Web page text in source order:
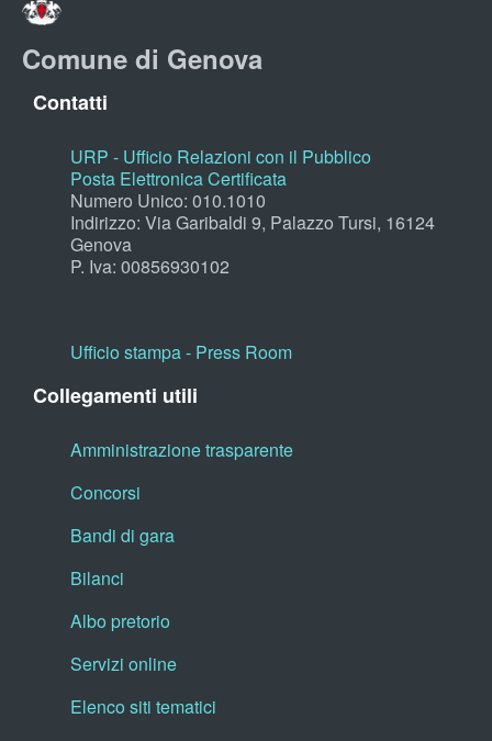
Comune di Genova
Contatti
URP - Ufficio Relazioni con il Pubblico
Posta Elettronica Certificata
Numero Unico: 010.1010
Indirizzo: Via Garibaldi 9, Palazzo Tursi, 16124
Genova
P. Iva: 00856930102
Ufficio stampa - Press Room
Collegamenti utili
Amministrazione trasparente
Concorsi
Bandi di gara
Bilanci
Albo pretorio
Servizi online
Elenco siti tematici